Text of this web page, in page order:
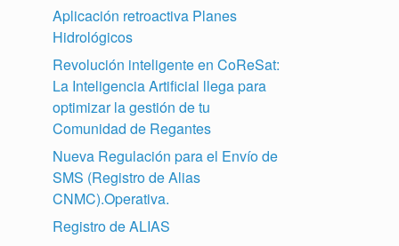
Aplicación retroactiva Planes
Hidrológicos
Revolución inteligente en CoReSat:
La Inteligencia Artificial llega para
optimizar la gestión de tu
Comunidad de Regantes
Nueva Regulación para el Envío de
SMS (Registro de Alias
CNMC).Operativa.
Registro de ALIAS